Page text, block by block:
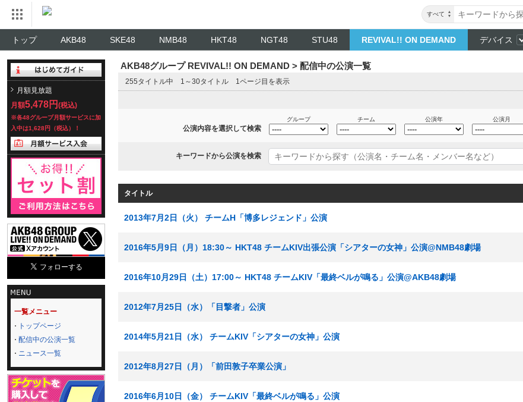
すべて
トップ AKB48 SKE48 NMB48 HKT48 NGT48 STU48 REVIVAL!! ON DEMAND デバイス
月額見放題
月額5,478円 (税込)
※各48グループ月額サービスに加
入中は1,628円（税込）！
一覧メニュー
トップページ
配信中の公演一覧
ニュース一覧
AKB48グループ REVIVAL!! ON DEMAND > 配信中の公演一覧
255タイトル中 1～30タイトル 1ページ目を表示
公演内容を選択して検索
グループ チーム 公演年 公演月
キーワードから公演を検索
タイトル
2013年7月2日（火） チームH「博多レジェンド」公演
2016年5月9日（月）18:30～ HKT48 チームKIV出張公演「シアターの女神」公演@NMB48劇場
2016年10月29日（土）17:00～ HKT48 チームKIV「最終ベルが鳴る」公演@AKB48劇場
2012年7月25日（水）「目撃者」公演
2014年5月21日（水） チームKIV「シアターの女神」公演
2012年8月27日（月）「前田敦子卒業公演」
2016年6月10日（金） チームKIV「最終ベルが鳴る」公演